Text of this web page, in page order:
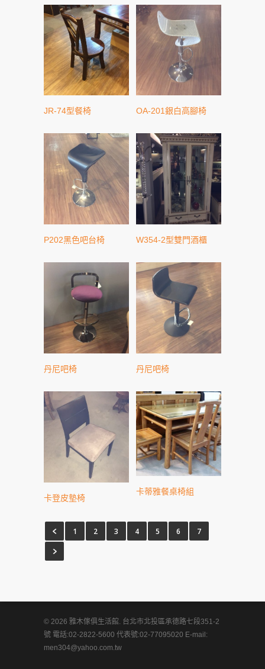
JR-74型餐椅 OA-201銀白高腳椅
P202黑色吧台椅 W354-2型雙門酒櫃
丹尼吧椅 丹尼吧椅
卡登皮墊椅
卡蒂雅餐桌椅組
1 2 3 4 5 6 7
© 2026 雅木傢俱生活館. 台北市北投區承德路七段351-2
號 電話:02-2822-5600 代表號:02-77095020 E-mail:
men304@yahoo.com.tw